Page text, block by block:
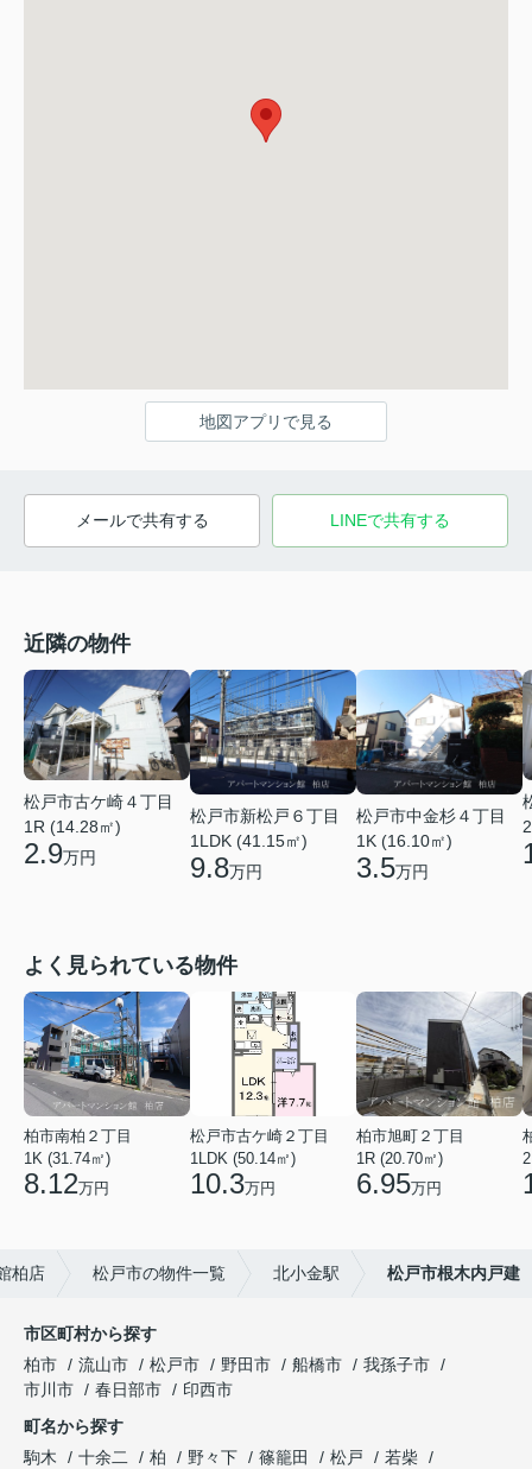
地図アプリで見る
メールで共有する LINEで共有する
近隣の物件
松戸市古ケ崎４丁目
1R (14.28㎡)
2.9万円
松戸市新松戸６丁目
1LDK (41.15㎡)
9.8万円
松戸市中金杉４丁目
1K (16.10㎡)
3.5万円
よく見られている物件
柏市南柏２丁目
1K (31.74㎡)
8.12万円
松戸市古ケ崎２丁目
1LDK (50.14㎡)
10.3万円
柏市旭町２丁目
1R (20.70㎡)
6.95万円
柏店 松戸市の物件一覧 北小金駅 松戸市根木内戸建
市区町村から探す
柏市
流山市 松戸市 野田市 船橋市
我孫子市
市川市
春日部市
印西市
町名から探す
駒木
十余二 柏 野々下 篠籠田 松戸
若柴